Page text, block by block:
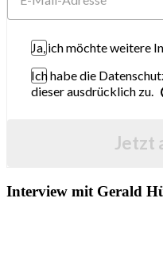
Ja, ich möchte weitere
Ich habe die
dieser ausdrücklich zu.
Jetzt
Interview mit Gerald